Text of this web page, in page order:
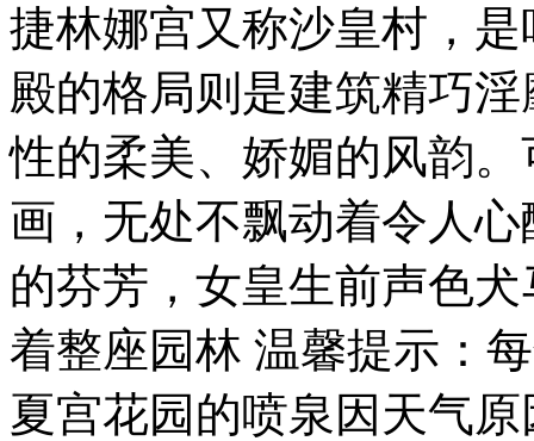
捷林娜宫又称沙皇村，
殿的格局则是建筑精巧
性的柔美、娇媚的风韵
画，无处不飘动着令人
的芬芳，女皇生前声色
着整座园林 温馨提示：
夏宫花园的喷泉因天气